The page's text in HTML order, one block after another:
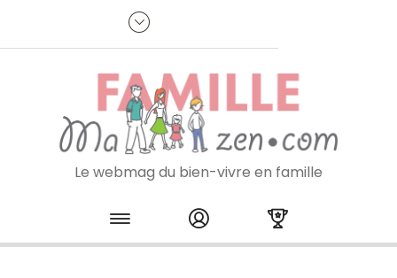
Je m'inscris à la newsletter
Le webmag du bien-vivre en famille
Skip to content
Panneau de gestion des cookies